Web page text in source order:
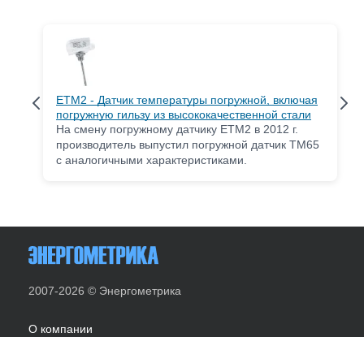
ETM2 - Датчик температуры погружной, включая
погружную гильзу из высококачественной стали
На смену погружному датчику ETM2 в 2012 г.
производитель выпустил погружной датчик TM65
с аналогичными характеристиками.
2007-2026 © Энергометрика
О компании